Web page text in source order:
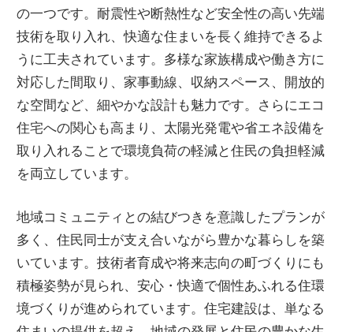
の一つです。耐震性や断熱性など安全性の高い先端
技術を取り入れ、快適な住まいを長く維持できるよ
うに工夫されています。多様な家族構成や働き方に
対応した間取り、家事動線、収納スペース、開放的
な空間など、細やかな設計も魅力です。さらにエコ
住宅への関心も高まり、太陽光発電や省エネ設備を
取り入れることで環境負荷の軽減と住民の負担軽減
を両立しています。
地域コミュニティとの結びつきを意識したプランが
多く、住民同士が支え合いながら豊かな暮らしを築
いています。技術者育成や将来志向の町づくりにも
積極姿勢が見られ、安心・快適で個性あふれる住環
境づくりが進められています。住宅建設は、単なる